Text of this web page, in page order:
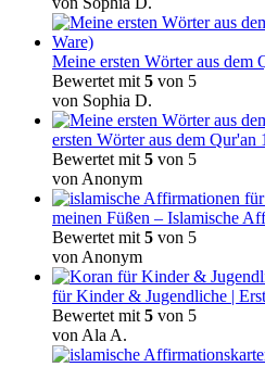
Meine ersten Wörter aus dem
Bewertet mit 5 von 5
von Sophia D.
ersten Wörter aus dem Qur'an
Bewertet mit 5 von 5
von Anonym
meinen Füßen – Islamische
Bewertet mit 5 von 5
von Anonym
für Kinder & Jugendliche |
Bewertet mit 5 von 5
von Ala A.